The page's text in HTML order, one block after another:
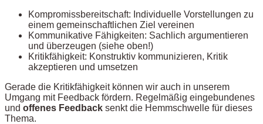
Kompromissbereitschaft: Individuelle Vorstellungen zu
einem gemeinschaftlichen Ziel vereinen
Kommunikative Fähigkeiten: Sachlich argumentieren
und überzeugen (siehe oben!)
Kritikfähigkeit: Konstruktiv kommunizieren, Kritik
akzeptieren und umsetzen
Gerade die Kritikfähigkeit können wir auch in unserem
Umgang mit Feedback fördern. Regelmäßig eingebundenes
und offenes Feedback senkt die Hemmschwelle für dieses
Thema.